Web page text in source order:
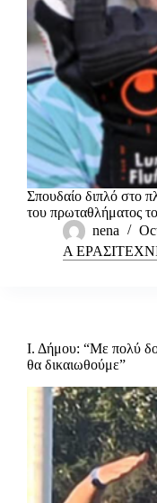
Σπουδαίο διπλό στο
του πρωταθλήματος
nena
Α
Ι. Δήμου: “Με πολύ
θα δικαιωθούμε”